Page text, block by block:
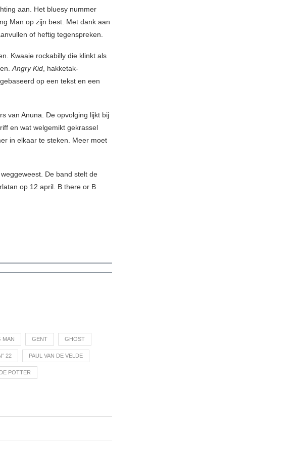
aan. Het bluesy nummer
Man op zijn best. Met dank aan
of heftig tegenspreken.
Kwaaie rockabilly die klinkt als
Angry Kid, hakketak-
op een tekst en een
van Anuna. De opvolging lijkt bij
en wat welgemikt gekrassel
in elkaar te steken. Meer moet
De band stelt de
op 12 april. B there or B
MAN GENT GHOST
22 PAUL VAN DE VELDE
POTTER